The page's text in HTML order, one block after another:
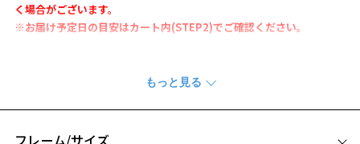
く場合がございます。
※お届け予定日の目安はカート内(STEP2)でご確認ください。
YURIEさんが"いま"欲しいカタチと機能を追求して、アウトドアにぴっ
たりなサングラスをつくりました。